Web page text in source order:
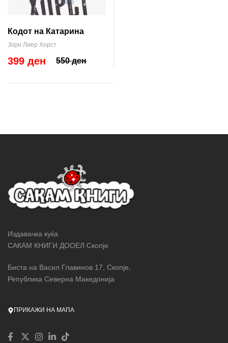
Кодот на Катарина
Јорн Лиер Хорст
550 ден
399 ден
Издавачка куќа
САКАМ КНИГИ ДООЕЛ Скопје
Биста на Васил Главинов 17, Скопје,
Република Северна Македонија
ПРИКАЖИ НА МАПА